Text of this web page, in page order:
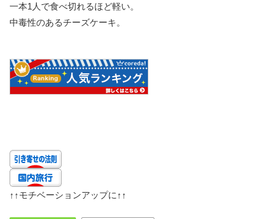
一本1人で食べ切れるほど軽い。
中毒性のあるチーズケーキ。
↑↑モチベーションアップに ↑↑